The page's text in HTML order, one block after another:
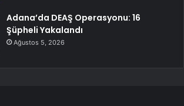
Adana’da DEAŞ Operasyonu: 16
Şüpheli Yakalandı
Ağustos 5, 2026